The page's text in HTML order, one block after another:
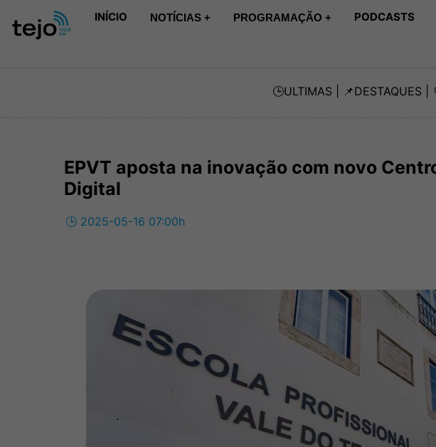
INÍCIO NOTÍCIAS + PROGRAMAÇÃO + PODCASTS
🕒ULTIMAS | 📌DESTAQUES |
EPVT aposta na inovação com novo
Digital
🕒 2025-05-16 07:00h